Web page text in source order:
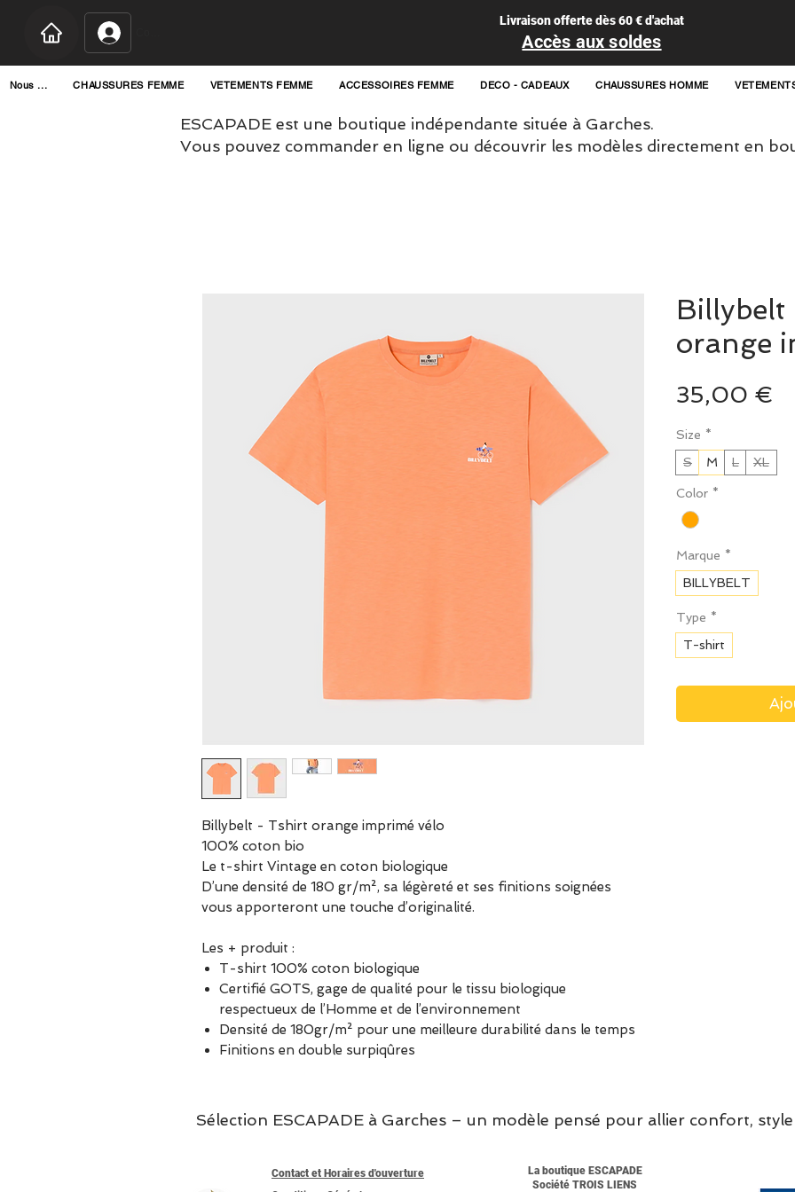
Livraison offerte dès 60 € d'achat
Accès aux soldes
Nous ... CHAUSSURES FEMME VETEMENTS FEMME ACCESSOIRES FEMME DECO - CADEAUX CHAUSSURES HOMME
ESCAPADE est une boutique indépendante située à Garches.
Vous pouvez commander en ligne ou découvrir les modèles directement en
Billybelt - Tshirt orange imprimé vélo
100% coton bio
Le t-shirt Vintage en coton biologique
D’une densité de 180 gr/m², sa légèreté et ses finitions soignées
vous apporteront une touche d’originalité.
Les + produit :
T-shirt 100% coton biologique
Certifié GOTS, gage de qualité pour le tissu biologique
respectueux de l’Homme et de l’environnement
Densité de 180gr/m² pour une meilleure durabilité dans le temps
Finitions en double surpiqûres
orange
35,00 €
Size *
S
M L XL
Color *
Marque *
BILLYBELT
Type *
T-shirt
Sélection ESCAPADE à Garches – un modèle pensé pour allier confort,
Contact et Horaires d'ouverture
La boutique ESCAPADE
Société TROIS LIENS